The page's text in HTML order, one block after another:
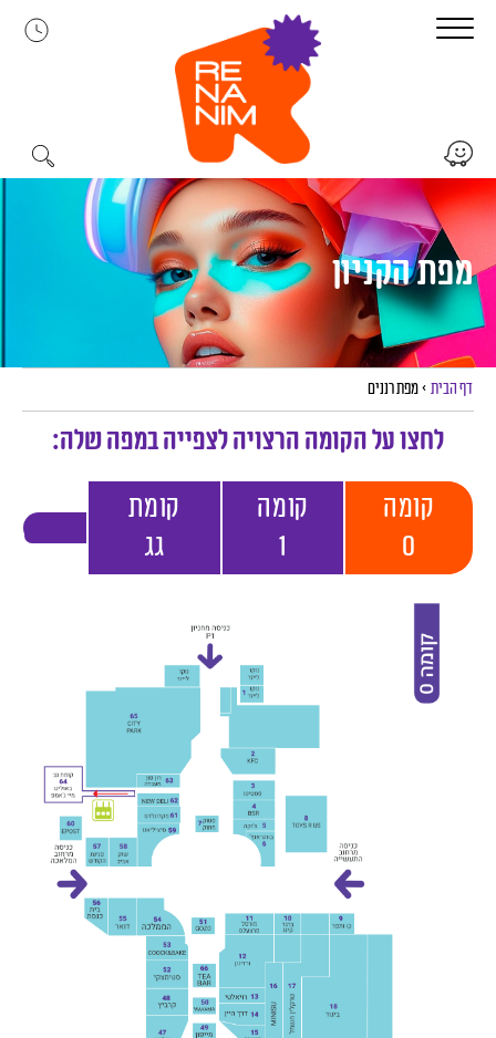
לתוכן
מפת הקניון
דף הבית >מפת רננים
לחצו על הקומה הרצויה לצפייה במפה שלה:
קומה
0
קומה
1
קומת
גג